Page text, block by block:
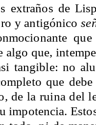
extraños de
y antigónico
algo que,
tangible: no
que
de la ruina del
impotencia.